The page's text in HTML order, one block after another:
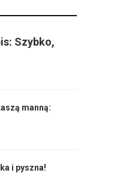
Szybko,
manną:
i pyszna!